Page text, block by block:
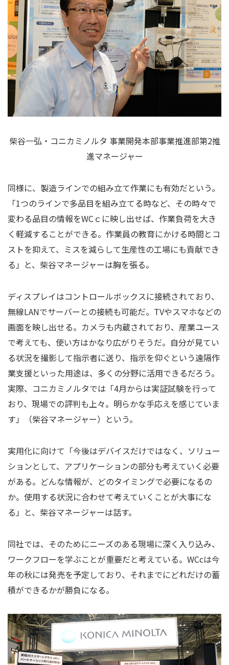
柴谷一弘・コニカミノルタ 事業開発本部事業推進部第2推
進マネージャー
同様に、製造ラインでの組み立て作業にも有効だという。
「1つのラインで多品目を組み立てる時など、その時々で
変わる品目の情報をWCｃに映し出せば、作業負荷を大き
く軽減することができる。作業員の教育にかける時間とコ
ストを抑えて、ミスを減らして生産性の工場にも貢献でき
る」と、柴谷マネージャーは胸を張る。
ディスプレイはコントロールボックスに接続されており、
無線LANでサーバーとの接続も可能だ。TVやスマホなどの
画面を映し出せる。カメラも内蔵されており、産業ユース
で考えても、使い方はかなり広がりそうだ。自分が見てい
る状況を撮影して指示者に送り、指示を仰ぐという遠隔作
業支援といった用途は、多くの分野に活用できるだろう。
実際、コニカミノルタでは「4月からは実証試験を行って
おり、現場での評判も上々。明らかな手応えを感じていま
す」（柴谷マネージャー）という。
実用化に向けて「今後はデバイスだけではなく、ソリュー
ションとして、アプリケーションの部分も考えていく必要
がある。どんな情報が、どのタイミングで必要になるの
か。使用する状況に合わせて考えていくことが大事にな
る」と、柴谷マネージャーは話す。
同社では、そのためにニーズのある現場に深く入り込み、
ワークフローを学ぶことが重要だと考えている。WCcは今
年の秋には発売を予定しており、それまでにどれだけの蓄
積ができるかが勝負になる。